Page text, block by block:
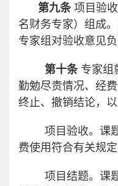
第九条 项目验
名财务专家）组成
专家组对验收意见负
第十条 专家组
勤勉尽责情况、经
终止、撤销结论，
项目验收。课
费使用符合有关规定
项目结题。课